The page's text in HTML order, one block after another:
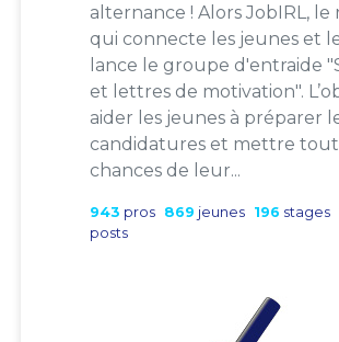
alternance ! Alors JobIRL, le
qui connecte les jeunes et
lance le groupe d'entraide
et lettres de motivation".
aider les jeunes à préparer
candidatures et mettre
chances de leur...
943 pros 869 jeunes 196 stages
posts